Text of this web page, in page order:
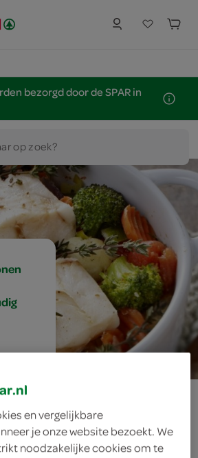
bezorgd door de SPAR in
op zoek?
en vergelijkbare
je onze website bezoekt. We
noodzakelijke cookies om te